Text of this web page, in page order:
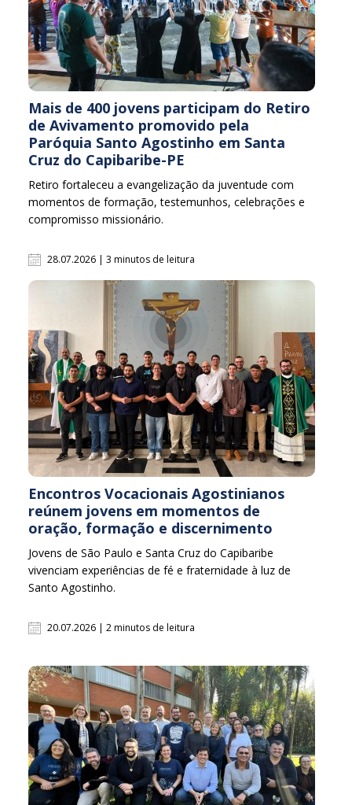
Mais de 400 jovens participam do Retiro
de Avivamento promovido pela
Paróquia Santo Agostinho em Santa
Cruz do Capibaribe-PE
Retiro fortaleceu a evangelização da juventude com
momentos de formação, testemunhos, celebrações e
compromisso missionário.
28.07.2026 | 3 minutos de leitura
Encontros Vocacionais Agostinianos
reúnem jovens em momentos de
oração, formação e discernimento
Jovens de São Paulo e Santa Cruz do Capibaribe
vivenciam experiências de fé e fraternidade à luz de
Santo Agostinho.
20.07.2026 | 2 minutos de leitura